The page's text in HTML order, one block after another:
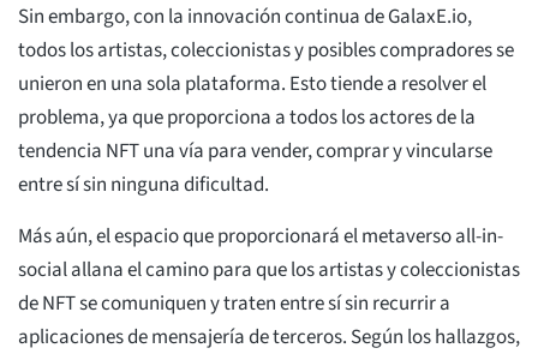
Sin embargo, con la innovación continua de GalaxE.io,
todos los artistas, coleccionistas y posibles compradores se
unieron en una sola plataforma. Esto tiende a resolver el
problema, ya que proporciona a todos los actores de la
tendencia NFT una vía para vender, comprar y vincularse
entre sí sin ninguna dificultad.
Más aún, el espacio que proporcionará el metaverso all-in-
social allana el camino para que los artistas y coleccionistas
de NFT se comuniquen y traten entre sí sin recurrir a
aplicaciones de mensajería de terceros. Según los hallazgos,